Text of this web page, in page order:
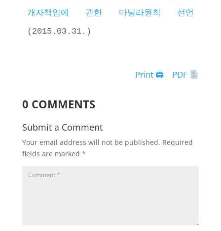
개자책임에 관한 마닐라원칙 선언
(2015.03.31.)
Print 🖨 PDF
0 COMMENTS
Submit a Comment
Your email address will not be published. Required
fields are marked *